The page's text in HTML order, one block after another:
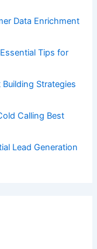
Data Enrichment
Tips for
Strategies
Calling Best
Lead Generation